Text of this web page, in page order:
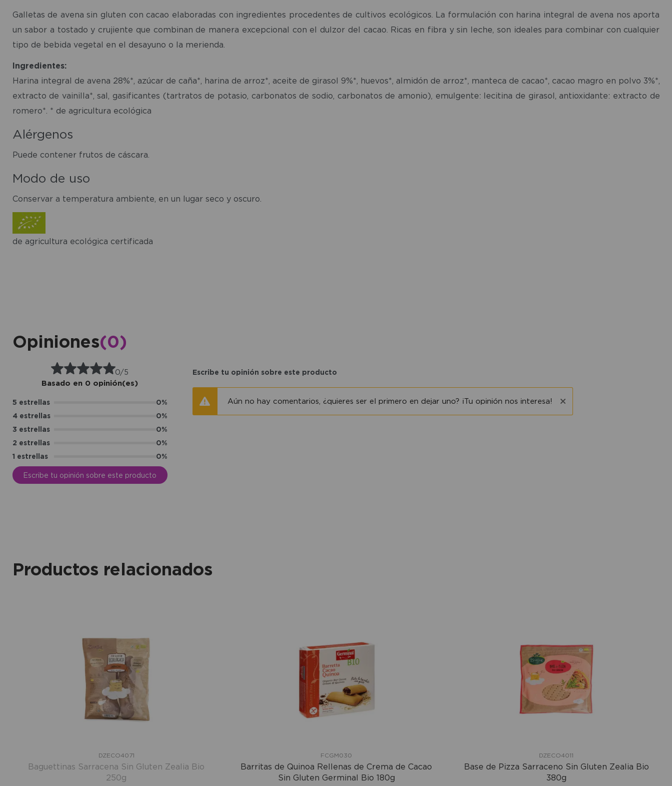
Galletas de avena sin gluten con cacao elaboradas con ingredientes procedentes de cultivos ecológicos. La formulación con harina integral de avena nos aporta
un sabor a tostado y crujiente que combinan de manera excepcional con el dulzor del cacao. Ricas en fibra y sin leche, son ideales para combinar con cualquier
tipo de bebida vegetal en el desayuno o la merienda.
Ingredientes:
Harina integral de avena 28%*, azúcar de caña*, harina de arroz*, aceite de girasol 9%*, huevos*, almidón de arroz*, manteca de cacao*, cacao magro en polvo 3%*,
extracto de vainilla*, sal, gasificantes (tartratos de potasio, carbonatos de sodio, carbonatos de amonio), emulgente: lecitina de girasol, antioxidante: extracto de
romero*. * de agricultura ecológica
Alérgenos
Puede contener frutos de cáscara.
Modo de uso
Conservar a temperatura ambiente, en un lugar seco y oscuro.
de agricultura ecológica certificada
Opiniones(0)
0/5
Basado en 0 opinión(es)
5 estrellas
0%
4 estrellas
0%
3 estrellas
0%
2 estrellas
0%
1 estrellas
0%
Escribe tu opinión sobre este producto
Escribe tu opinión sobre este producto
Aún no hay comentarios, ¿quieres ser el primero en dejar uno? ¡Tu opinión nos interesa!
Productos relacionados
DZECO4071
Baguettinas Sarracena Sin Gluten Zealia Bio
250g
FCGM030
Barritas de Quinoa Rellenas de Crema de Cacao
Sin Gluten Germinal Bio 180g
DZECO4011
Base de Pizza Sarraceno Sin Gluten Zealia Bio
380g